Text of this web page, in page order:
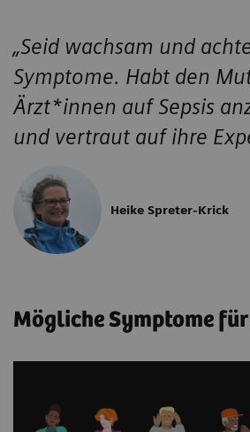
„Seid wachsam und
Symptome. Habt den
Ärzt*innen auf Sepsis
und vertraut auf ihre
Heike Spreter-Krick
Mögliche Symptome für